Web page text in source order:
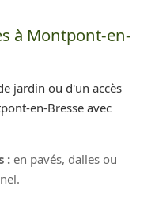
à Montpont-en-
jardin ou d'un accès
en-Bresse avec
: en pavés, dalles ou